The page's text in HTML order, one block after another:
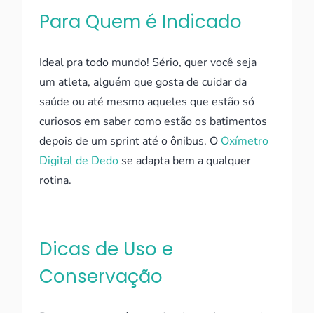
Para Quem é Indicado
Ideal pra todo mundo! Sério, quer você seja
um atleta, alguém que gosta de cuidar da
saúde ou até mesmo aqueles que estão só
curiosos em saber como estão os batimentos
depois de um sprint até o ônibus. O Oxímetro
Digital de Dedo se adapta bem a qualquer
rotina.
Dicas de Uso e
Conservação